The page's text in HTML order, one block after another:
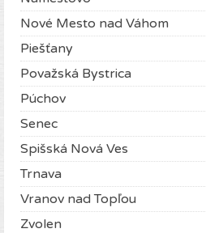
Nové Mesto nad Váhom
Piešťany
Považská Bystrica
Púchov
Senec
Spišská Nová Ves
Trnava
Vranov nad Topľou
Zvolen